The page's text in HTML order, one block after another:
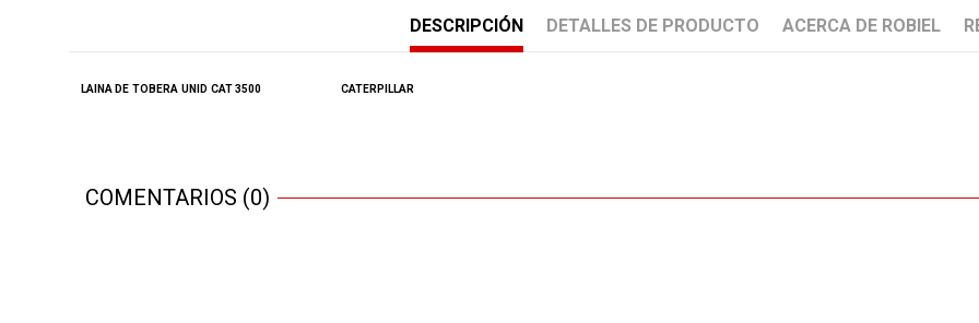
DESCRIPCIÓN DETALLES DE PRODUCTO ACERCA DE ROBIEL
LAINA DE TOBERA UNID CAT 3500 CATERPILLAR
COMENTARIOS (0)